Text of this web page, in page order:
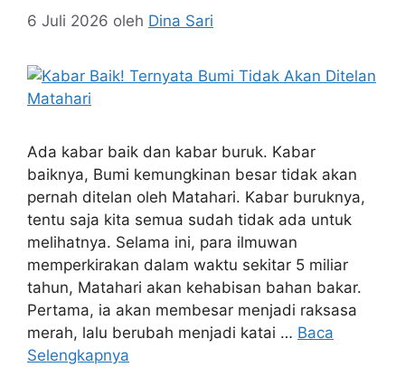
6 Juli 2026 oleh Dina Sari
Ada kabar baik dan kabar buruk. Kabar
baiknya, Bumi kemungkinan besar tidak akan
pernah ditelan oleh Matahari. Kabar buruknya,
tentu saja kita semua sudah tidak ada untuk
melihatnya. Selama ini, para ilmuwan
memperkirakan dalam waktu sekitar 5 miliar
tahun, Matahari akan kehabisan bahan bakar.
Pertama, ia akan membesar menjadi raksasa
merah, lalu berubah menjadi katai … Baca
Selengkapnya